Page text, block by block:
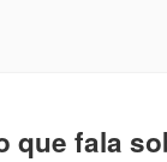
que fala